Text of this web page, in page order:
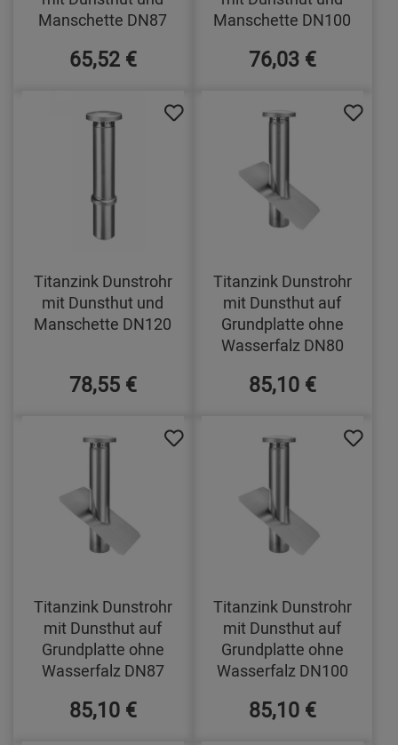
Manschette DN87
65,52 €
Manschette DN100
76,03 €
Titanzink Dunstrohr
mit Dunsthut und
Manschette DN120
78,55 €
Titanzink Dunstrohr
mit Dunsthut auf
Grundplatte ohne
Wasserfalz DN80
85,10 €
Titanzink Dunstrohr
mit Dunsthut auf
Grundplatte ohne
Wasserfalz DN87
85,10 €
Titanzink Dunstrohr
mit Dunsthut auf
Grundplatte ohne
Wasserfalz DN100
85,10 €